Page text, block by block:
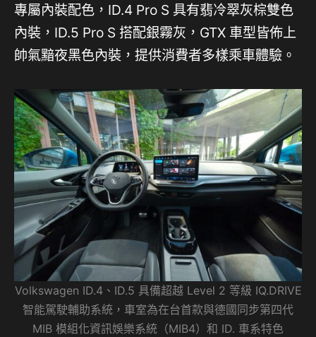
專屬內裝配色，ID.4 Pro S 具有翡冷翠灰棕雙色
內裝，ID.5 Pro S 搭配銀霧灰，GTX 車型皆佈上
帥氣黯夜黑色內裝，提供消費者多樣乘車體驗。
Volkswagen ID.4、ID.5 具備超越 Level 2 等級 IQ.DRIVE
智能駕駛輔助系統，車室為在台首款與德國同步第四代
MIB 模組化資訊娛樂系統（MIB4）和 ID. 車系特色